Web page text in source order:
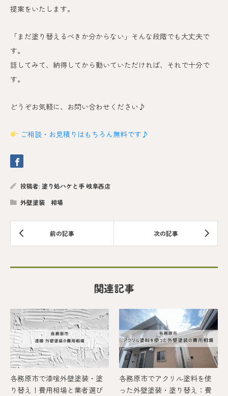
提案をいたします。
「まだ塗り替えるべきか分からない」そんな段階でも大丈夫で
す。
話してみて、納得してから動いていただければ、それで十分で
す。
どうぞお気軽に、お問い合わせください♪
ご相談・お見積りはもちろん無料です♪
投稿者: 塗り処ハケと手 岐阜西店
外壁塗装 相場
関連記事
各務原市で漆喰外壁塗装・塗
り替え！費用相場と業者選び
各務原市でアクリル塗料を使
った外壁塗装・塗り替え：費